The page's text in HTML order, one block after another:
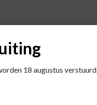
trekken.
18 augustus verstuurd.